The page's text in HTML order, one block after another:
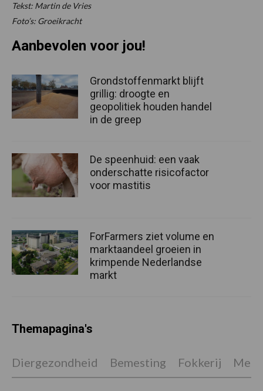
Tekst: Martin de Vries
Foto’s: Groeikracht
Aanbevolen voor jou!
Grondstoffenmarkt blijft
grillig: droogte en
geopolitiek houden handel
in de greep
De speenhuid: een vaak
onderschatte risicofactor
voor mastitis
ForFarmers ziet volume en
marktaandeel groeien in
krimpende Nederlandse
markt
Themapagina's
Diergezondheid Bemesting Fokkerij